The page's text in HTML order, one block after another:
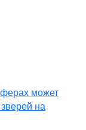
может
на